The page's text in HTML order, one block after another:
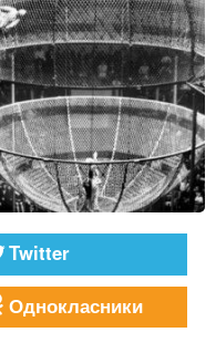
Twitter
Однокласники